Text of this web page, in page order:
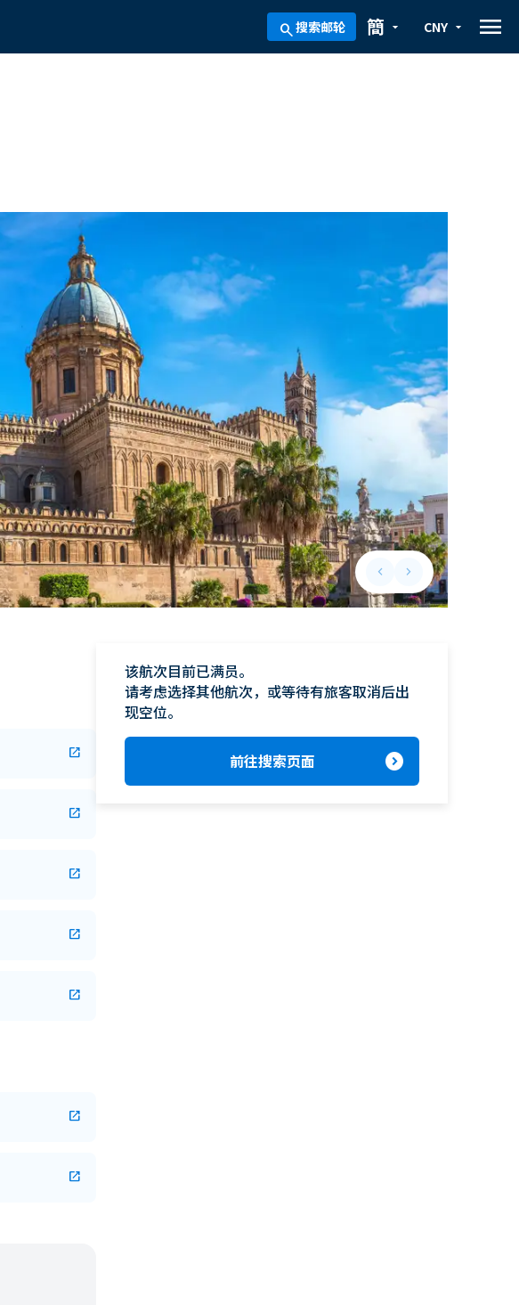
search搜索邮轮 arrow_drop_down
簡 arrow_drop_down
CNY menu
keyboard_arrow_leftPrevious slide
keyboard_arrow_rightNext slide
open_in_new
open_in_new
open_in_new
open_in_new
open_in_new
open_in_new
open_in_new
该航次目前已满员。
请考虑选择其他航次，或等待有旅客取消后出
现空位。
前往搜索页面 expand_circle_right